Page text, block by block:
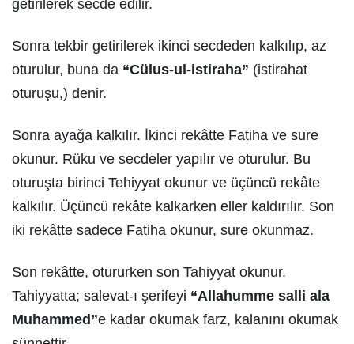
getirilerek secde edilir.
Sonra tekbir getirilerek ikinci secdeden kalkılıp, az
oturulur, buna da “Cülus-ul-istiraha” (istirahat
oturuşu,) denir.
Sonra ayağa kalkılır. İkinci rekâtte Fatiha ve sure
okunur. Rüku ve secdeler yapılır ve oturulur. Bu
oturuşta birinci Tehiyyat okunur ve üçüncü rekâte
kalkılır. Üçüncü rekâte kalkarken eller kaldırılır. Son
iki rekâtte sadece Fatiha okunur, sure okunmaz.
Son rekâtte, otururken son Tahiyyat okunur.
Tahiyyatta; salevat-ı şerifeyi “Allahumme salli ala
Muhammed”e kadar okumak farz, kalanını okumak